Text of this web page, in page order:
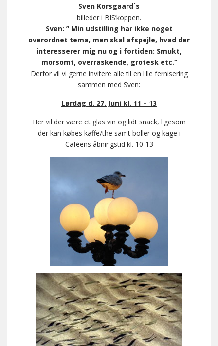
Sven Korsgaard´s
billeder i BIS’koppen.
Sven: ” Min udstilling har ikke noget
overordnet tema, men skal afspejle, hvad der
interesserer mig nu og i fortiden: Smukt,
morsomt, overraskende, grotesk etc.”
Derfor vil vi gerne invitere alle til en lille fernisering
sammen med Sven:
Lørdag d. 27. Juni kl. 11 – 13
Her vil der være et glas vin og lidt snack, ligesom
der kan købes kaffe/the samt boller og kage i
Caféens åbningstid kl. 10-13